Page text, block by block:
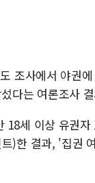
조사에서 야권
다는 여론조사
세 이상 유권
)한 결과, '집권